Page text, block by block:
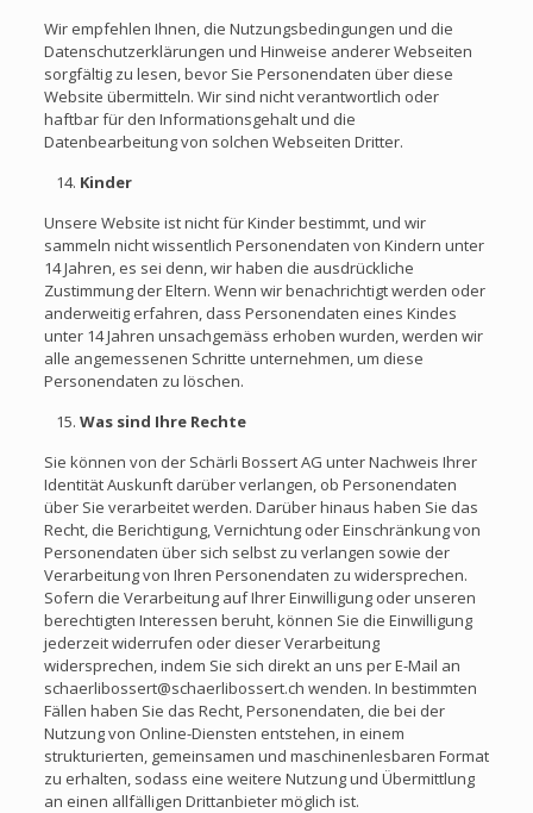
Wir empfehlen Ihnen, die Nutzungsbedingungen und die
Datenschutzerklärungen und Hinweise anderer Webseiten
sorgfältig zu lesen, bevor Sie Personendaten über diese
Website übermitteln. Wir sind nicht verantwortlich oder
haftbar für den Informationsgehalt und die
Datenbearbeitung von solchen Webseiten Dritter.
Kinder
Unsere Website ist nicht für Kinder bestimmt, und wir
sammeln nicht wissentlich Personendaten von Kindern unter
14 Jahren, es sei denn, wir haben die ausdrückliche
Zustimmung der Eltern. Wenn wir benachrichtigt werden oder
anderweitig erfahren, dass Personendaten eines Kindes
unter 14 Jahren unsachgemäss erhoben wurden, werden wir
alle angemessenen Schritte unternehmen, um diese
Personendaten zu löschen.
Was sind Ihre Rechte
Sie können von der Schärli Bossert AG unter Nachweis Ihrer
Identität Auskunft darüber verlangen, ob Personendaten
über Sie verarbeitet werden. Darüber hinaus haben Sie das
Recht, die Berichtigung, Vernichtung oder Einschränkung von
Personendaten über sich selbst zu verlangen sowie der
Verarbeitung von Ihren Personendaten zu widersprechen.
Sofern die Verarbeitung auf Ihrer Einwilligung oder unseren
berechtigten Interessen beruht, können Sie die Einwilligung
jederzeit widerrufen oder dieser Verarbeitung
widersprechen, indem Sie sich direkt an uns per E-Mail an
schaerlibossert@schaerlibossert.ch wenden. In bestimmten
Fällen haben Sie das Recht, Personendaten, die bei der
Nutzung von Online-Diensten entstehen, in einem
strukturierten, gemeinsamen und maschinenlesbaren Format
zu erhalten, sodass eine weitere Nutzung und Übermittlung
an einen allfälligen Drittanbieter möglich ist.